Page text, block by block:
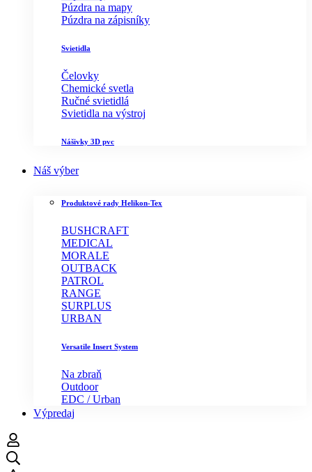
Púzdra na mapy
Púzdra na zápisníky
Svietidla
Čelovky
Chemické svetla
Ručné svietidlá
Svietidla na výstroj
Nášivky 3D pvc
Náš výber
Produktové rady Helikon-Tex
BUSHCRAFT
MEDICAL
MORALE
OUTBACK
PATROL
RANGE
SURPLUS
URBAN
Versatile Insert System
Na zbraň
Outdoor
EDC / Urban
Výpredaj